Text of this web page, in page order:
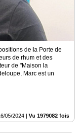
de la Porte de
de rhum et des
de "Maison la
Marc est un
05/2024 | Vu 1979082 fois